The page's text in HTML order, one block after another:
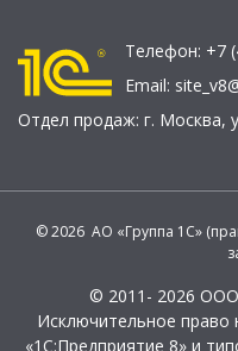
Телефон: +7
Email:
Отдел продаж: г. Москва,
© 2026 АО «Группа 1С»
© 2011- 2026
Исключительное право
«1С:Предприятие 8» и